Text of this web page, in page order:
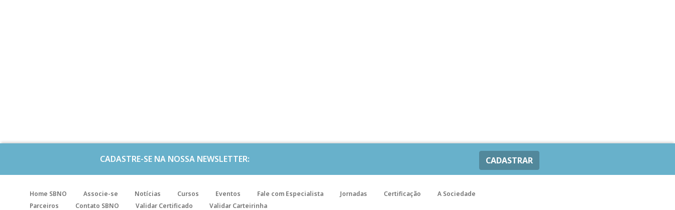
CADASTRE-SE NA NOSSA NEWSLETTER: CADASTRAR
Home SBNO Associe-se Notícias Cursos Eventos Fale com Especialista Jornadas Certificação
A Sociedade
Parceiros
Contato SBNO Validar Certificado Validar Carteirinha